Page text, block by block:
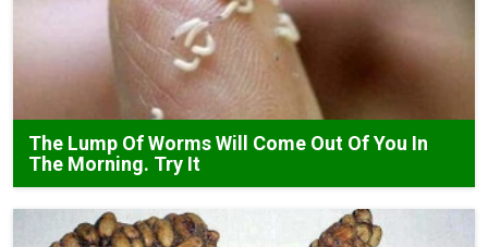
The Lump Of Worms Will Come Out Of You In
The Morning. Try It